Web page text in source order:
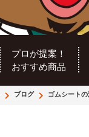
プロが提案！
おすすめ商品
ブログ ゴムシートの